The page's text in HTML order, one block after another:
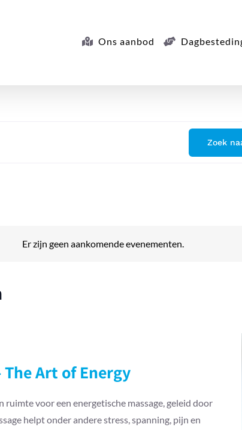
Ons aanbod
Er zijn geen aankomende evenementen.
Zoek
Art of Energy
voor een energetische massage, geleid door
helpt onder andere stress, spanning, pijn en